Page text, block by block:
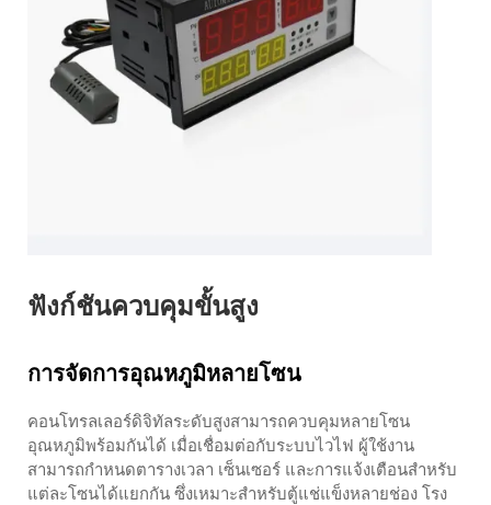
ฟังก์ชันควบคุมขั้นสูง
การจัดการอุณหภูมิหลายโซน
คอนโทรลเลอร์ดิจิทัลระดับสูงสามารถควบคุมหลายโซน
อุณหภูมิพร้อมกันได้ เมื่อเชื่อมต่อกับระบบไวไฟ ผู้ใช้งาน
สามารถกำหนดตารางเวลา เซ็นเซอร์ และการแจ้งเตือนสำหรับ
แต่ละโซนได้แยกกัน ซึ่งเหมาะสำหรับตู้แช่แข็งหลายช่อง โรง